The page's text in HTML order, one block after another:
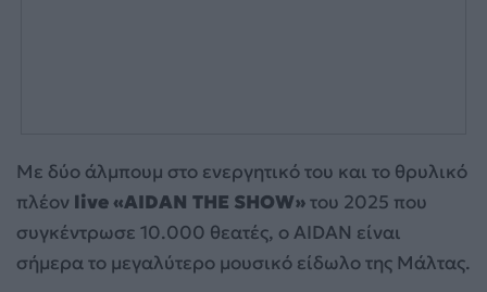
Με δύο άλμπουμ στο ενεργητικό του και το θρυλικό
πλέον live «AIDAN THE SHOW»του 2025 που
συγκέντρωσε 10.000 θεατές, ο AIDAN είναι
σήμερα το μεγαλύτερο μουσικό είδωλο της Μάλτας.